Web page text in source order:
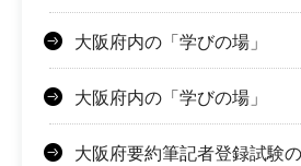
大阪府内の「学びの場」
大阪府内の「学びの場」
大阪府要約筆記者登録試験